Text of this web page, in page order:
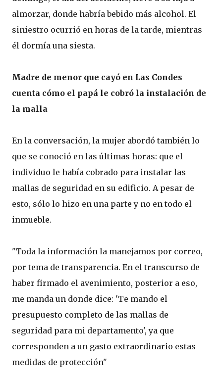
almorzar, donde habría bebido más alcohol. El
siniestro ocurrió en horas de la tarde, mientras
él dormía una siesta.
Madre de menor que cayó en Las Condes
cuenta cómo el papá le cobró la instalación de
la malla
En la conversación, la mujer abordó también lo
que se conoció en las últimas horas: que el
individuo le había cobrado para instalar las
mallas de seguridad en su edificio. A pesar de
esto, sólo lo hizo en una parte y no en todo el
inmueble.
"Toda la información la manejamos por correo,
por tema de transparencia. En el transcurso de
haber firmado el avenimiento, posterior a eso,
me manda un donde dice: 'Te mando el
presupuesto completo de las mallas de
seguridad para mi departamento', ya que
corresponden a un gasto extraordinario estas
medidas de protección"